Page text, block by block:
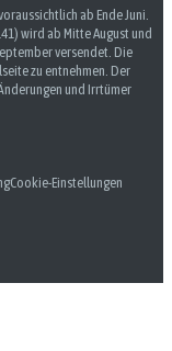
ab Ende Juni.
wird ab Mitte August und
versendet. Die
zu entnehmen. Der
und Irrtümer
Cookie-Einstellungen